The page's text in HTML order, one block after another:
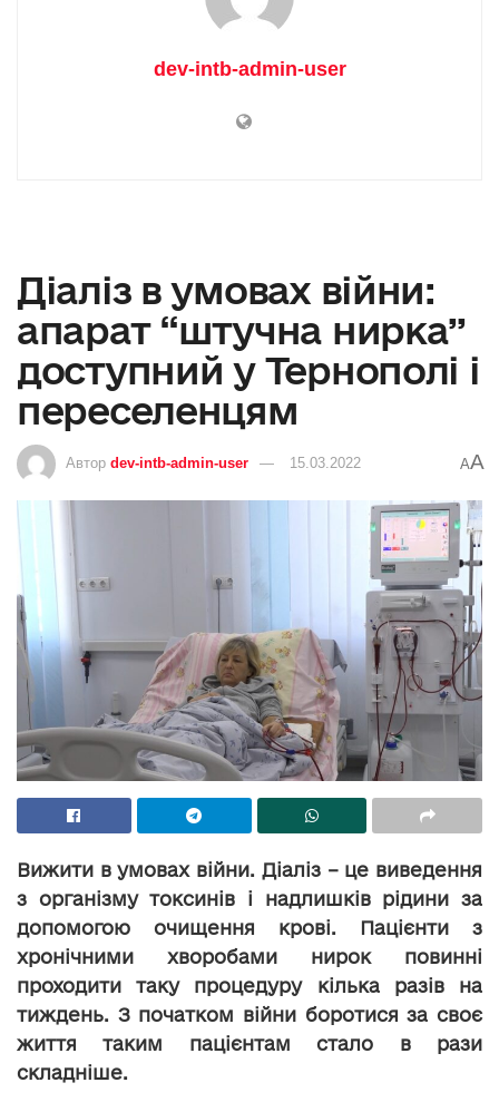
dev-intb-admin-user
Діаліз в умовах війни:
апарат “штучна нирка”
доступний у Тернополі і
переселенцям
Автор dev-intb-admin-user 15.03.2022 AA
Вижити в умовах війни. Діаліз – це виведення
з організму токсинів і надлишків рідини за
допомогою очищення крові. Пацієнти з
хронічними хворобами нирок повинні
проходити таку процедуру кілька разів на
тиждень. З початком війни боротися за своє
життя таким пацієнтам стало в рази
складніше.